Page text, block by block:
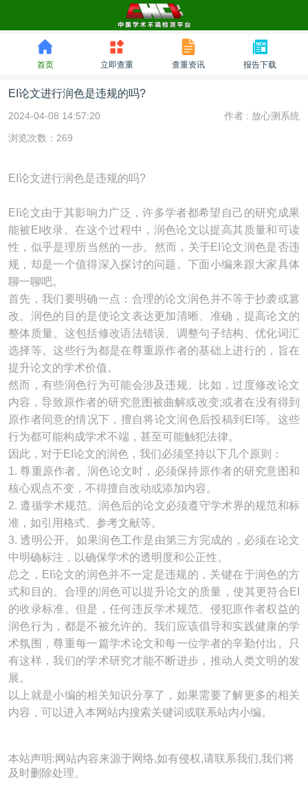
首页 立即查重 查重资讯 报告下载
EI论文进行润色是违规的吗?
2024-04-08 14:57:20 作者 : 放心测系统
浏览次数：269
EI论文进行润色是违规的吗?
EI论文由于其影响力广泛，许多学者都希望自己的研究成果
能被EI收录。在这个过程中，润色论文以提高其质量和可读
性，似乎是理所当然的一步。然而，关于EI论文润色是否违
规，却是一个值得深入探讨的问题。下面小编来跟大家具体
聊一聊吧。
首先，我们要明确一点：合理的论文润色并不等于抄袭或篡
改。润色的目的是使论文表达更加清晰、准确，提高论文的
整体质量。这包括修改语法错误、调整句子结构、优化词汇
选择等。这些行为都是在尊重原作者的基础上进行的，旨在
提升论文的学术价值。
然而，有些润色行为可能会涉及违规。比如，过度修改论文
内容，导致原作者的研究意图被曲解或改变;或者在没有得到
原作者同意的情况下，擅自将论文润色后投稿到EI等。这些
行为都可能构成学术不端，甚至可能触犯法律。
因此，对于EI论文的润色，我们必须坚持以下几个原则：
1. 尊重原作者。润色论文时，必须保持原作者的研究意图和
核心观点不变，不得擅自改动或添加内容。
2. 遵循学术规范。润色后的论文必须遵守学术界的规范和标
准，如引用格式、参考文献等。
3. 透明公开。如果润色工作是由第三方完成的，必须在论文
中明确标注，以确保学术的透明度和公正性。
总之，EI论文的润色并不一定是违规的，关键在于润色的方
式和目的。合理的润色可以提升论文的质量，使其更符合EI
的收录标准。但是，任何违反学术规范、侵犯原作者权益的
润色行为，都是不被允许的。我们应该倡导和实践健康的学
术氛围，尊重每一篇学术论文和每一位学者的辛勤付出。只
有这样，我们的学术研究才能不断进步，推动人类文明的发
展。
以上就是小编的相关知识分享了，如果需要了解更多的相关
内容，可以进入本网站内搜索关键词或联系站内小编。
本站声明:网站内容来源于网络,如有侵权,请联系我们,我们将
及时删除处理。